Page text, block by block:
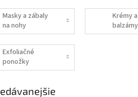
Masky a zábaly
na nohy
Krémy a
Exfoliačné
ponožky